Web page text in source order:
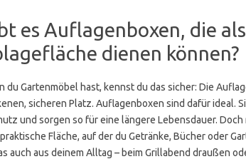
es Auflagenboxen, die
dienen können?
du Gartenmöbel hast, kennst du das sicher: Die
sicheren Platz. Auflagenboxen sind dafür ideal.
und sorgen so für eine längere Lebensdauer.
Fläche, auf der du Getränke, Bücher oder
auch aus deinem Alltag – beim Grillabend draußen